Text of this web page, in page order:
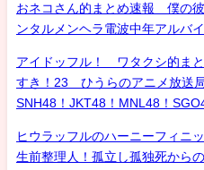
おネコさん的まとめ速報 僕の
ンタルメンヘラ電波中年アルバ
アイドッフル！ ワタクシ的ま
すき！23 ひうらのアニメ放送
SNH48！JKT48！MNL48！
ヒウラッフルのハーニーフィニ
生前整理人！孤立し孤独死から